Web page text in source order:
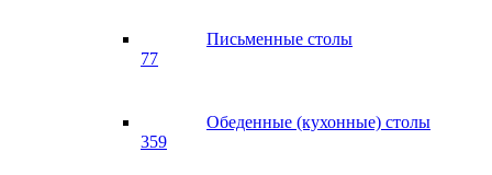
Письменные столы
77
Обеденные (кухонные) столы
359